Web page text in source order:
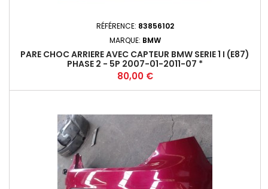
RÉFÉRENCE: 83856102
MARQUE: BMW
PARE CHOC ARRIERE AVEC CAPTEUR BMW SERIE 1 I (E87)
PHASE 2 - 5P 2007-01-2011-07 *
Prix
80,00 €